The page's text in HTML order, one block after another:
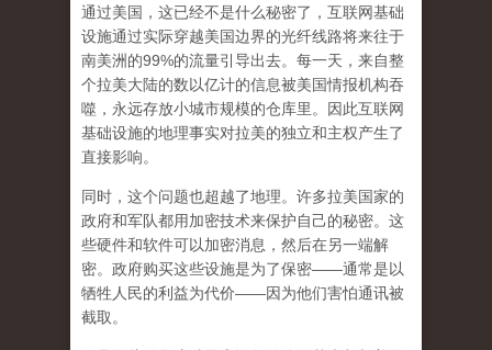
通过美国，这已经不是什么秘密了，互联网基础
设施通过实际穿越美国边界的光纤线路将来往于
南美洲的99%的流量引导出去。每一天，来自整
个拉美大陆的数以亿计的信息被美国情报机构吞
噬，永远存放小城市规模的仓库里。因此互联网
基础设施的地理事实对拉美的独立和主权产生了
直接影响。
同时，这个问题也超越了地理。许多拉美国家的
政府和军​​队都用加密技术来保护自己的秘密。这
些硬件和软件可以加密消息，然后在另一端解
密。政府购买这些设施是为了保密——通常是以
牺牲人民的利益为代价——因为他们害怕通讯被
截取。